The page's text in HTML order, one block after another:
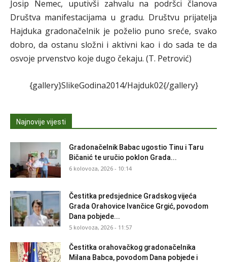
Josip Nemec, uputivši zahvalu na podršci članova
Društva manifestacijama u gradu. Društvu prijatelja
Hajduka gradonačelnik je poželio puno sreće, svako
dobro, da ostanu složni i aktivni kao i do sada te da
osvoje prvenstvo koje dugo čekaju. (T. Petrović)
{gallery}SlikeGodina2014/Hajduk02{/gallery}
Najnovije vijesti
Gradonačelnik Babac ugostio Tinu i Taru
Bičanić te uručio poklon Grada...
6 kolovoza, 2026 - 10:14
Čestitka predsjednice Gradskog vijeća
Grada Orahovice Ivančice Grgić, povodom
Dana pobjede...
5 kolovoza, 2026 - 11:57
Čestitka orahovačkog gradonačelnika
Milana Babca, povodom Dana pobjede i